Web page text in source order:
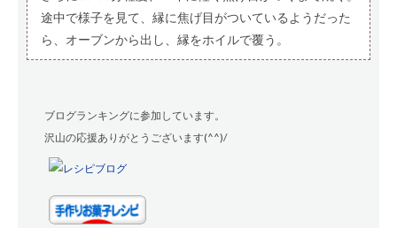
途中で様子を見て、縁に焦げ目がついているようだった
ら、オーブンから出し、縁をホイルで覆う。
ブログランキングに参加しています。
沢山の応援ありがとうございます(^^)/